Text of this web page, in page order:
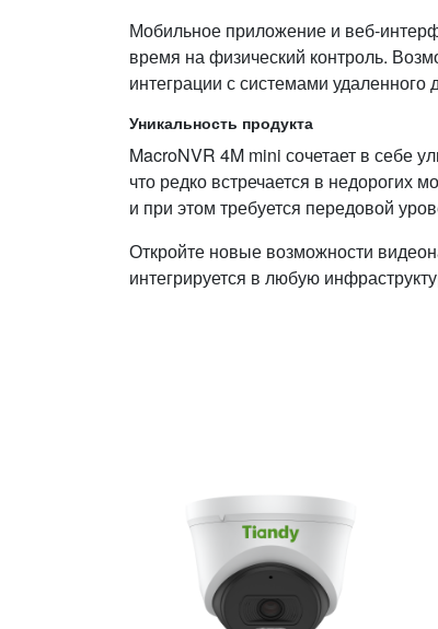
Мобильное приложение и
время на физический контроль.
интеграции с системами
Уникальность продукта
MacroNVR 4M mini сочетает в себе
что редко встречается в недорогих
и при этом требуется передовой
Откройте новые возможности
интегрируется в любую